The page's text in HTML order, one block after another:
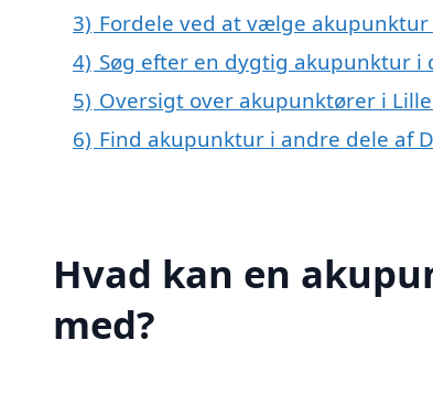
3) Fordele ved at vælge akupunktur
4) Søg efter en dygtig akupunktur i
5) Oversigt over akupunktører i
6) Find akupunktur i andre dele af
Hvad kan en
med?